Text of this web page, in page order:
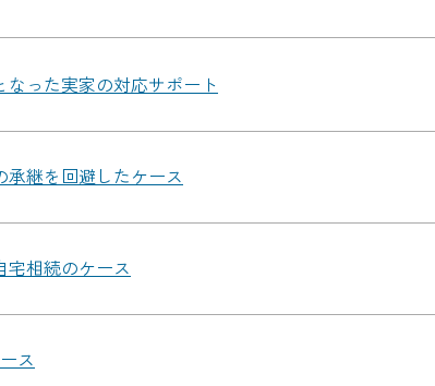
った実家の対応サポート
継を回避したケース
宅相続のケース
ス